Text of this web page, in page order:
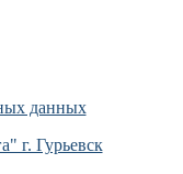
данных
г. Гурьевск